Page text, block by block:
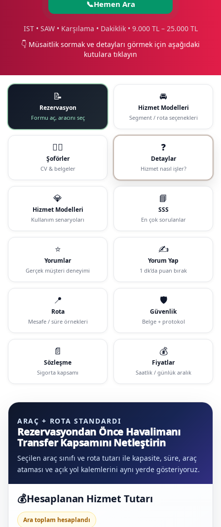
📞Hemen Ara
IST • SAW • Karşılama • Dakiklik • 9.000 TL – 25.000 TL
👇 Müsaitlik sormak ve detayları görmek için aşağıdaki
kutulara tıklayın
📝
Rezervasyon
Formu aç, aracını seç
🚘
Hizmet Modelleri
Segment / rota seçenekleri
🧑‍✈️
Şoförler
CV & belgeler
❓
Detaylar
Hizmet nasıl işler?
💎
Hizmet Modelleri
Kullanım senaryoları
📘
SSS
En çok sorulanlar
⭐
Yorumlar
Gerçek müşteri deneyimi
✍️
Yorum Yap
1 dk’da puan bırak
📍
Rota
Mesafe / süre örnekleri
🛡️
Güvenlik
Belge + protokol
📄
Sözleşme
Sigorta kapsamı
💰
Fiyatlar
Saatlik / günlük aralık
ARAÇ + ROTA STANDARDI
Rezervasyondan Önce Havalimanı
Transfer Kapsamını Netleştirin
Seçilen araç sınıfı ve rota tutarı ile kapasite, süre, araç
ataması ve açık yol kalemlerini aynı yerde gösteriyoruz.
💰Hesaplanan Hizmet Tutarı
Ara toplam hesaplandı